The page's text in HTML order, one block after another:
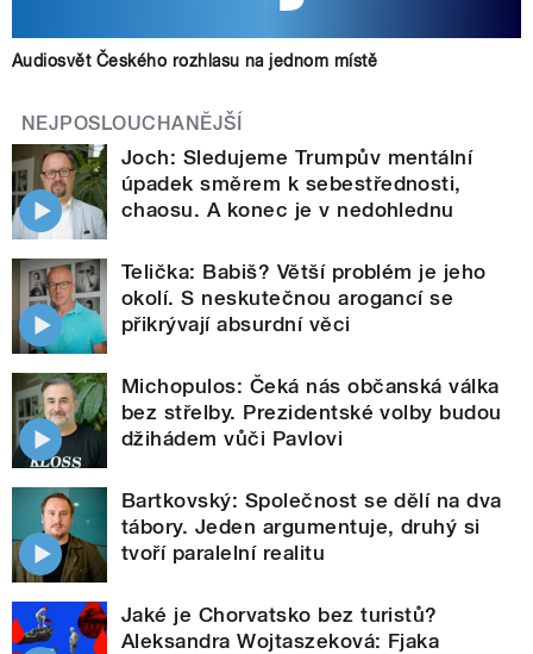
Audiosvět Českého rozhlasu na jednom místě
NEJPOSLOUCHANĚJŠÍ
Joch: Sledujeme Trumpův mentální
úpadek směrem k sebestřednosti,
chaosu. A konec je v nedohlednu
Telička: Babiš? Větší problém je jeho
okolí. S neskutečnou arogancí se
přikrývají absurdní věci
Michopulos: Čeká nás občanská válka
bez střelby. Prezidentské volby budou
džihádem vůči Pavlovi
Bartkovský: Společnost se dělí na dva
tábory. Jeden argumentuje, druhý si
tvoří paralelní realitu
Jaké je Chorvatsko bez turistů?
Aleksandra Wojtaszeková: Fjaka